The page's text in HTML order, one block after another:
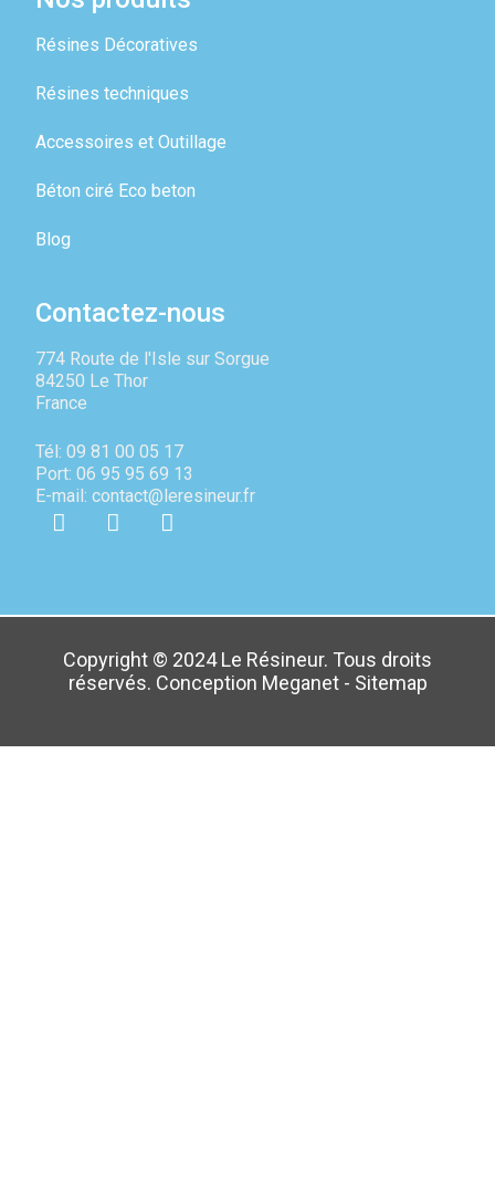
Résines Décoratives
Résines techniques
Accessoires et Outillage
Béton ciré Eco beton
Blog
Contactez-nous
774 Route de l'Isle sur Sorgue
84250 Le Thor
France
Tél: 09 81 00 05 17
Port: 06 95 95 69 13
E-mail: contact@leresineur.fr
Copyright © 2024 Le Résineur. Tous droits
réservés. Conception Meganet- Sitemap